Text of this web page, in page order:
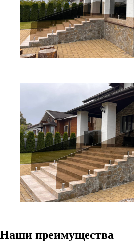
Наши преимущества